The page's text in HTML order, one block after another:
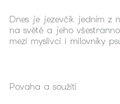
Dnes je jezevčík jedním z
na světě a jeho
mezi myslivci i milovníky
Povaha a soužití